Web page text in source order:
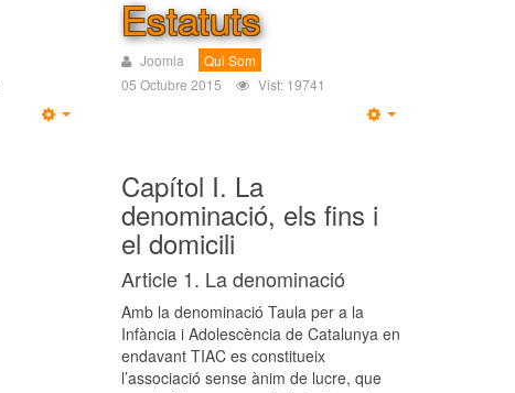
Estatuts
Joomla
Qui Som
05 Octubre 2015
Vist: 19741
Capítol I. La
denominació, els fins i
el domicili
Article 1. La denominació
Amb la denominació Taula per a la
Infància i Adolescència de Catalunya en
endavant TIAC es constitueix
l’associació sense ànim de lucre, que